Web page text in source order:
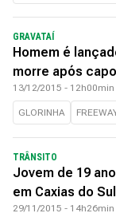
GRAVATAÍ
Homem é
morre após
13/12/2015 - 12h00min
GLORINHA
TRÂNSITO
Jovem de 19
em Caxias do Sul
29/11/2015 - 14h26min